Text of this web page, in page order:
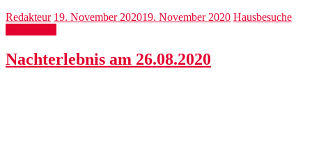
Redakteur 19. November 202019. November 2020 Hausbesuche
Nachterlebnis am 26.08.2020